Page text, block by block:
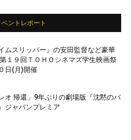
ベントレポート
ムスリッパー』の安田監督など豪華
１９回ＴＯＨＯシネマズ学生映画祭
日(月)開催
オ 帰還」9年ぶりの劇場版『沈黙のパ
ジャパンプレミア